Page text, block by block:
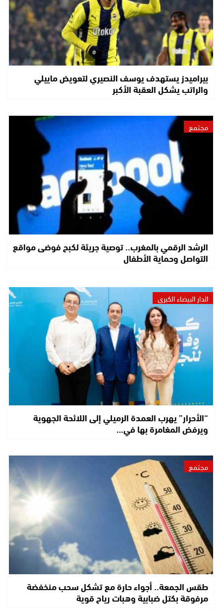
بيراميدز يستهدف يوسف النصيري لتعويض ماييلي
والراتب يشكل العقبة الأكبر
مجتمع
الرشد الرقمي بالمغرب.. توصية جريئة لكبح فوضى مواقع
التواصل وحماية الأطفال
الدار البيضاء الكبرى
“الأحرار” يهرب العمدة الرميلي إلى اللائحة الجهوية
ويرفض المغامرة بها في…
مجتمع
طقس الجمعة.. أجواء حارة مع تشكل سحب منخفضة
مرفوقة بكتل ضبابية وهبات رياح قوية